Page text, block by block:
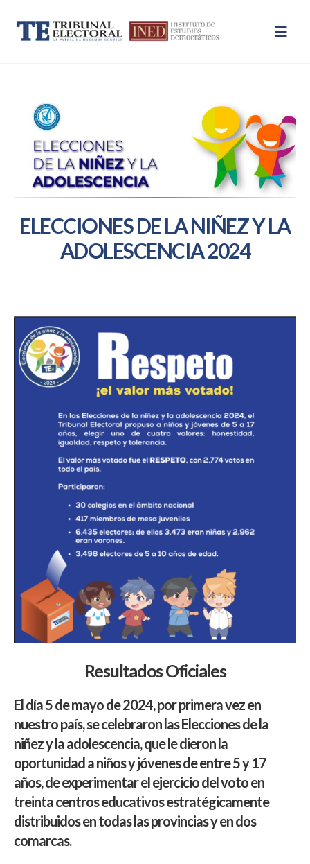
ELECCIONES DE LA NIÑEZ Y LA
ADOLESCENCIA 2024
Resultados Oficiales
El día 5 de mayo de 2024, por primera vez en
nuestro país, se celebraron las Elecciones de la
niñez y la adolescencia, que le dieron la
oportunidad a niños y jóvenes de entre 5 y 17
años, de experimentar el ejercicio del voto en
treinta centros educativos estratégicamente
distribuidos en todas las provincias y en dos
comarcas.